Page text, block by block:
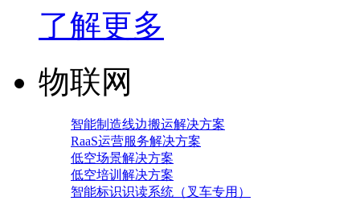
了解更多
物联网
智能制造线边搬运解决方案
RaaS运营服务解决方案
低空场景解决方案
低空培训解决方案
智能标识识读系统（叉车专用）